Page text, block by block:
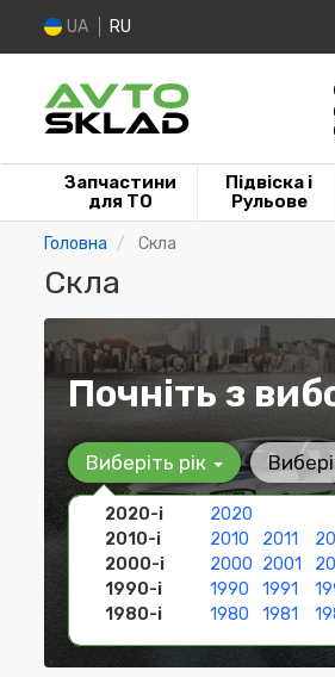
UA RU
Запчастини
для ТО
Підвіска і
Рульове
Головна Скла
Скла
Почніть з
Виберіть рік
2020-і
2020
2010-і
2010 2011
2000-і
2000 2001
1990-і
1990 1991
1980-і
1980 1981